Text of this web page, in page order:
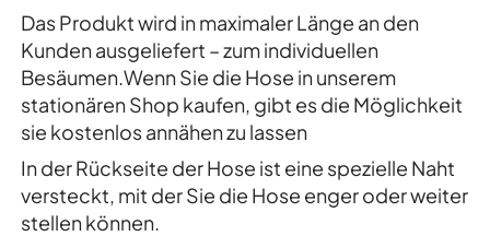
Das Produkt wird in maximaler Länge an den
Kunden ausgeliefert – zum individuellen
Besäumen.Wenn Sie die Hose in unserem
stationären Shop kaufen, gibt es die Möglichkeit
sie kostenlos annähen zu lassen
In der Rückseite der Hose ist eine spezielle Naht
versteckt, mit der Sie die Hose enger oder weiter
stellen können.